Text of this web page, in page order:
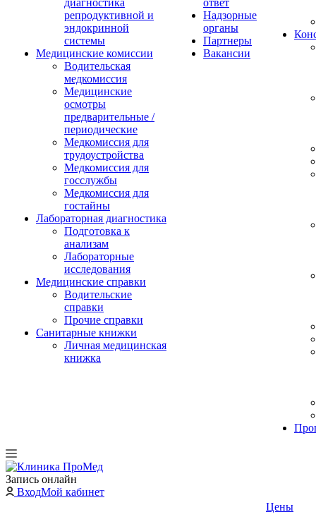
диагностика
репродуктивной и
эндокринной
системы
Медицинские комиссии
Водительская
медкомиссия
Медицинские
осмотры
предварительные /
периодические
Медкомиссия для
трудоустройства
Медкомиссия для
госслужбы
Медкомиссия для
гостайны
Лабораторная диагностика
Подготовка к
анализам
Лабораторные
исследования
Медицинские справки
Водительские
справки
Прочие справки
Санитарные книжки
Личная медицинская
книжка
ответ
Надзорные
органы
Партнеры
Вакансии
Запись онлайн
ВходМой кабинет
Цены